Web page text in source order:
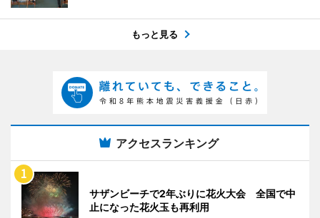
もっと見る
アクセスランキング
サザンビーチで2年ぶりに花火大会 全国で中
止になった花火玉も再利用